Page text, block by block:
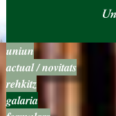
uniun
actual / novitats
rehkitz
galaria